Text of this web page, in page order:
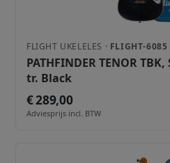
FLIGHT UKELELES · FLIGHT-6085
PATHFINDER TENOR
tr. Black
€ 289,00
Adviesprijs incl. BTW